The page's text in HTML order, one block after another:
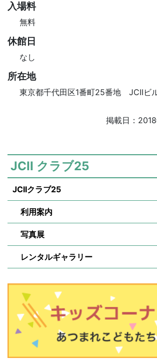
入場料
無料
休館日
なし
所在地
東京都千代田区1番町25番地 JCIIビ
掲載日：2018
JCII クラブ25
JCIIクラブ25
利用案内
写真展
レンタルギャラリー